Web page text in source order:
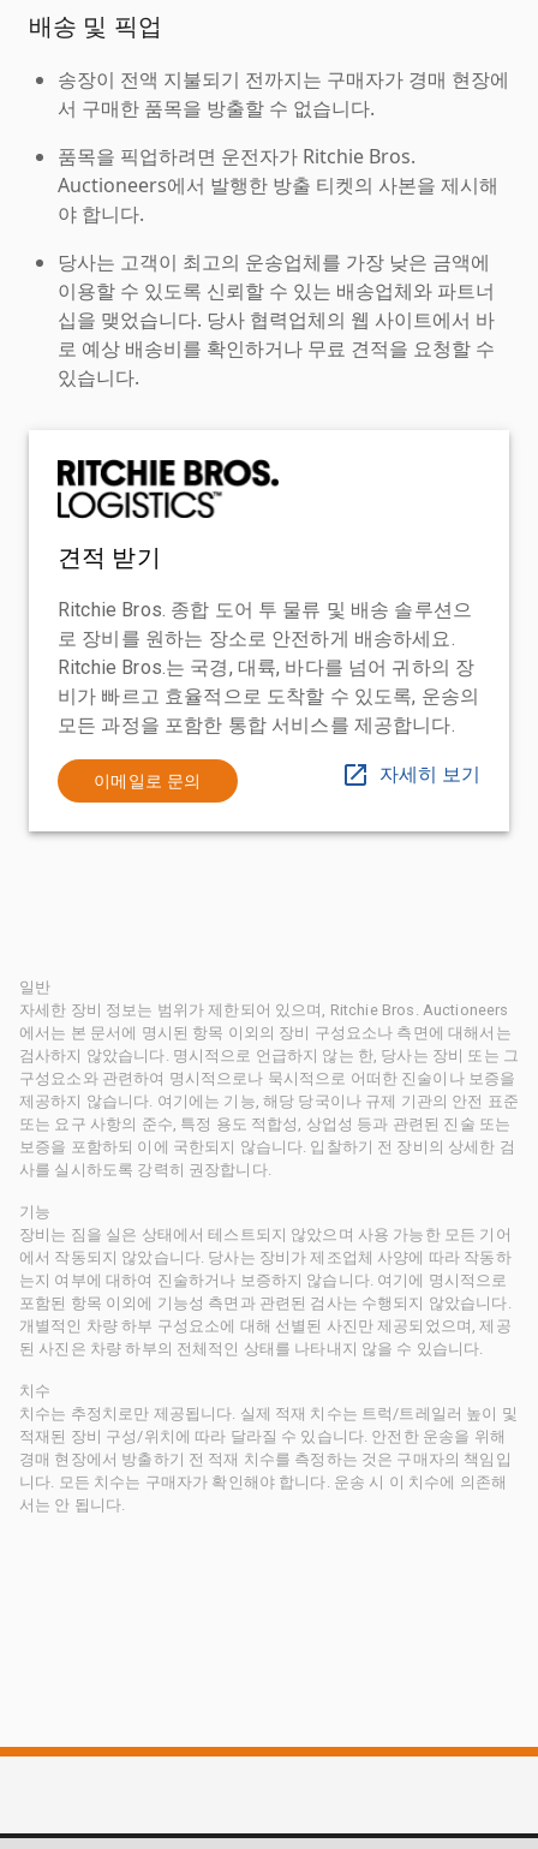
배송 및 픽업
송장이 전액 지불되기 전까지는 구매자가 경매 현장에
서 구매한 품목을 방출할 수 없습니다.
품목을 픽업하려면 운전자가 Ritchie Bros.
Auctioneers에서 발행한 방출 티켓의 사본을 제시해
야 합니다.
당사는 고객이 최고의 운송업체를 가장 낮은 금액에
이용할 수 있도록 신뢰할 수 있는 배송업체와 파트너
십을 맺었습니다. 당사 협력업체의 웹 사이트에서 바
로 예상 배송비를 확인하거나 무료 견적을 요청할 수
있습니다.
견적 받기
Ritchie Bros. 종합 도어 투 물류 및 배송 솔루션으
로 장비를 원하는 장소로 안전하게 배송하세요.
Ritchie Bros.는 국경, 대륙, 바다를 넘어 귀하의 장
비가 빠르고 효율적으로 도착할 수 있도록, 운송의
모든 과정을 포함한 통합 서비스를 제공합니다.
이메일로 문의 자세히 보기
일반
자세한 장비 정보는 범위가 제한되어 있으며, Ritchie Bros. Auctioneers
에서는 본 문서에 명시된 항목 이외의 장비 구성요소나 측면에 대해서는
검사하지 않았습니다. 명시적으로 언급하지 않는 한, 당사는 장비 또는 그
구성요소와 관련하여 명시적으로나 묵시적으로 어떠한 진술이나 보증을
제공하지 않습니다. 여기에는 기능, 해당 당국이나 규제 기관의 안전 표준
또는 요구 사항의 준수, 특정 용도 적합성, 상업성 등과 관련된 진술 또는
보증을 포함하되 이에 국한되지 않습니다. 입찰하기 전 장비의 상세한 검
사를 실시하도록 강력히 권장합니다.
기능
장비는 짐을 실은 상태에서 테스트되지 않았으며 사용 가능한 모든 기어
에서 작동되지 않았습니다. 당사는 장비가 제조업체 사양에 따라 작동하
는지 여부에 대하여 진술하거나 보증하지 않습니다. 여기에 명시적으로
포함된 항목 이외에 기능성 측면과 관련된 검사는 수행되지 않았습니다.
개별적인 차량 하부 구성요소에 대해 선별된 사진만 제공되었으며, 제공
된 사진은 차량 하부의 전체적인 상태를 나타내지 않을 수 있습니다.
치수
치수는 추정치로만 제공됩니다. 실제 적재 치수는 트럭/트레일러 높이 및
적재된 장비 구성/위치에 따라 달라질 수 있습니다. 안전한 운송을 위해
경매 현장에서 방출하기 전 적재 치수를 측정하는 것은 구매자의 책임입
니다. 모든 치수는 구매자가 확인해야 합니다. 운송 시 이 치수에 의존해
서는 안 됩니다.